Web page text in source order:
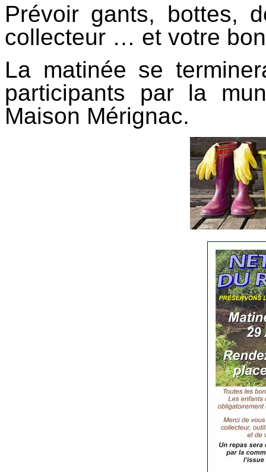
Prévoir gants, bottes,
collecteur … et votre
La matinée se
participants par la
Maison Mérignac.